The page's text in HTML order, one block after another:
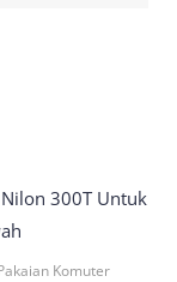
Komuter